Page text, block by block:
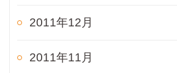
2011年12月
2011年11月